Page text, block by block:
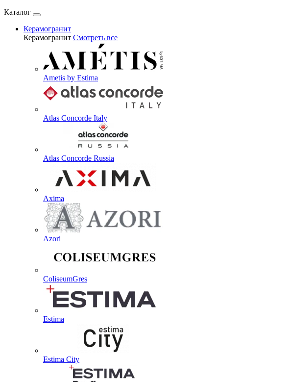
Каталог
Керамогранит
Керамогранит Смотреть все
Ametis by Estima
Atlas Concorde Italy
Atlas Concorde Russia
Axima
Azori
ColiseumGres
Estima
Estima City